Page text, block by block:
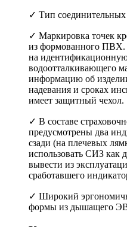
✓ Тип
✓ Маркировка точек
из формованного ПВХ.
на
водоотталкивающего
информацию об
надевания и сроках
имеет защитный чехол.
✓ В составе
предусмотрены два
сзади (на плечевых
использовать СИЗ как
вывести из
сработавшего
✓ Широкий
формы из дышащего